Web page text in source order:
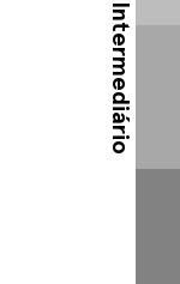
Intermediário